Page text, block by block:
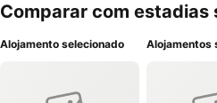
pelo seu peixe fresco A 20 minutos da Praia
praias ente elas Praia Dona
Comparar com estadias
Alojamento selecionado Alojamentos